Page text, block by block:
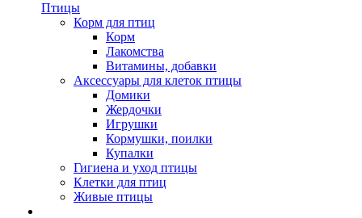
Птицы
Корм для птиц
Корм
Лакомства
Витамины, добавки
Аксессуары для клеток птицы
Домики
Жердочки
Игрушки
Кормушки, поилки
Купалки
Гигиена и уход птицы
Клетки для птиц
Живые птицы